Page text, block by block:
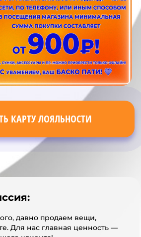
КАРТУ ЛОЯЛЬНОСТИ
давно продаем вещи,
Для нас главная ценность —